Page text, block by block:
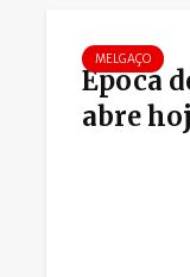
MELGAÇO
Época
abre